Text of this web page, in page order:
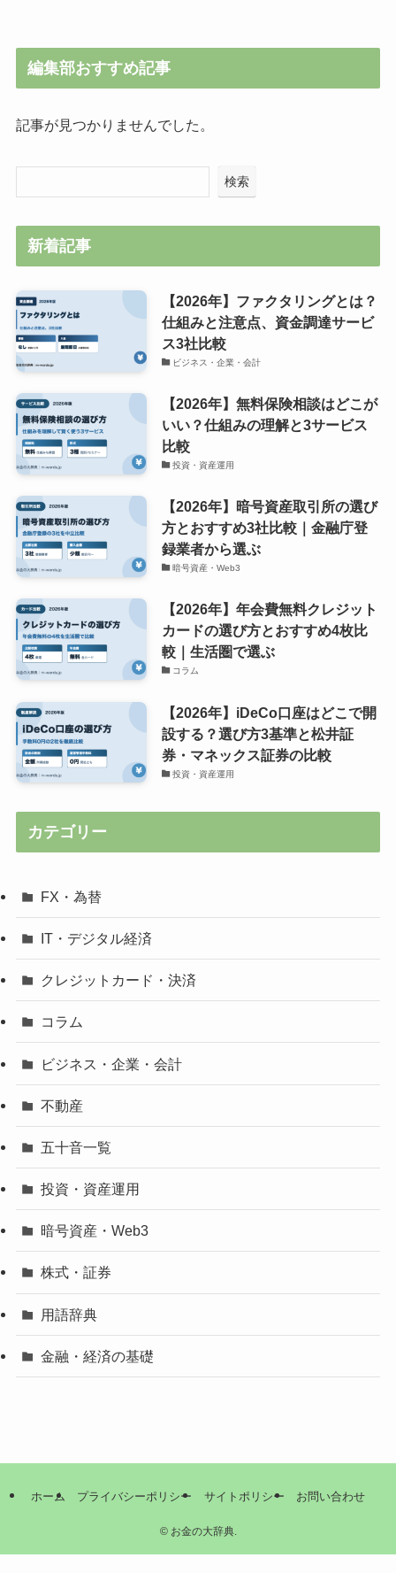
編集部おすすめ記事
記事が見つかりませんでした。
検索
新着記事
【2026年】ファクタリングとは？
仕組みと注意点、資金調達サービ
ス3社比較
ビジネス・企業・会計
【2026年】無料保険相談はどこが
いい？仕組みの理解と3サービス
比較
投資・資産運用
【2026年】暗号資産取引所の選び
方とおすすめ3社比較｜金融庁登
録業者から選ぶ
暗号資産・Web3
【2026年】年会費無料クレジット
カードの選び方とおすすめ4枚比
較｜生活圏で選ぶ
コラム
【2026年】iDeCo口座はどこで開
設する？選び方3基準と松井証
券・マネックス証券の比較
投資・資産運用
カテゴリー
FX・為替
IT・デジタル経済
クレジットカード・決済
コラム
ビジネス・企業・会計
不動産
五十音一覧
投資・資産運用
暗号資産・Web3
株式・証券
用語辞典
金融・経済の基礎
ホーム プライバシーポリシー サイトポリシー お問い合わせ
©お金の大辞典.